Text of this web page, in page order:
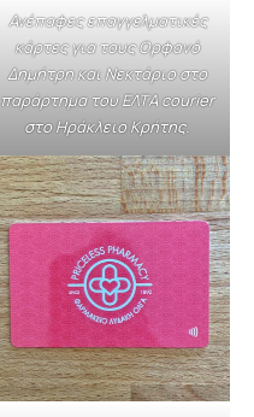
Ανέπαφες επαγγελματικές
κάρτες για τους Ορφανό
Δημήτρη και Νεκτάριο στο
παράρτημα του ΕΛΤΑ courier
στο Ηράκλειο Κρήτης.